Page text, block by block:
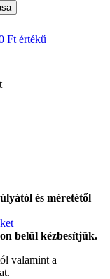
Ft értékű
és méretétől
belül kézbesítjük.
valamint a